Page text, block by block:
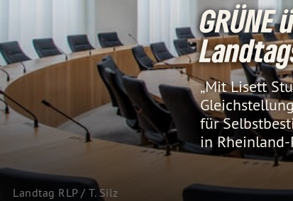
Landtag RLP / T. Silz
„Mit Lisett
für
in Rheinland-